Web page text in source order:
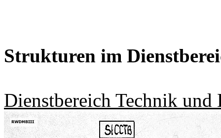
Strukturen im
Dienstbereich Technik und